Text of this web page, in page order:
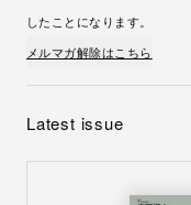
したことになります。
メルマガ解除はこちら
Latest issue